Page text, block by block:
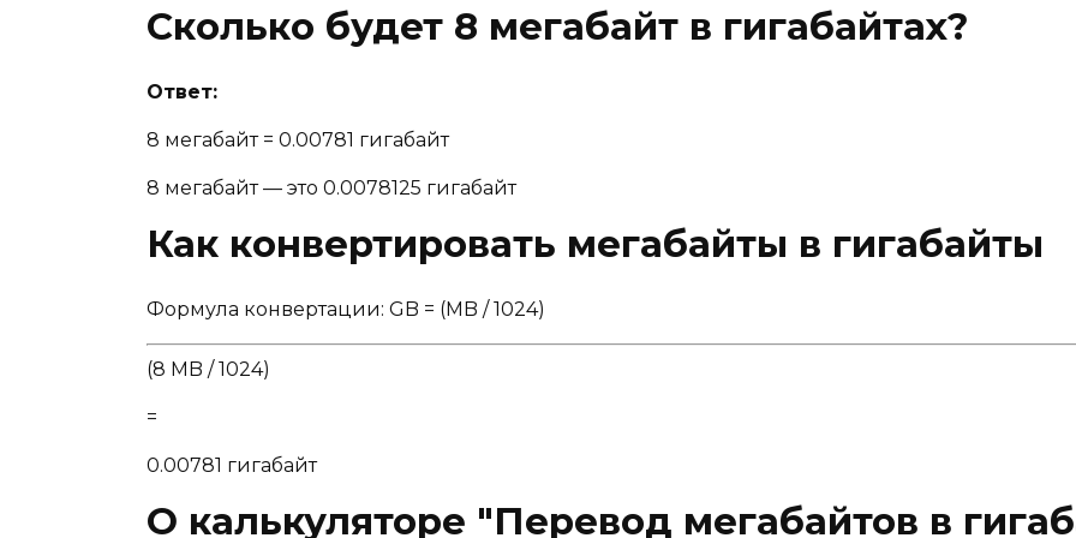
Сколько будет 8 мегабайт в гигабайтах?
Ответ:
8 мегабайт = 0.00781 гигабайт
8 мегабайт — это 0.0078125 гигабайт
Как конвертировать мегабайты в гигабайты
Формула конвертации: GB = (MB / 1024)
(8 MB / 1024)
=
0.00781 гигабайт
О калькуляторе "Перевод мегабайтов в